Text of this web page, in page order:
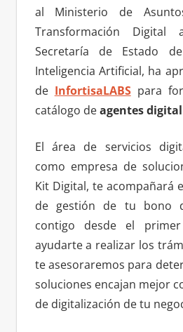
al Ministerio de
Transformación
Secretaría de Estado
Inteligencia Artificial, ha
de InfortisaLABSpara
catálogo deagentes
El área de servicios
como empresa de
Kit Digital, te acompañará
de gestión de tu bono
contigo desde el
ayudarte a realizar los
te asesoraremos para
soluciones encajan mejor
de digitalización de tu